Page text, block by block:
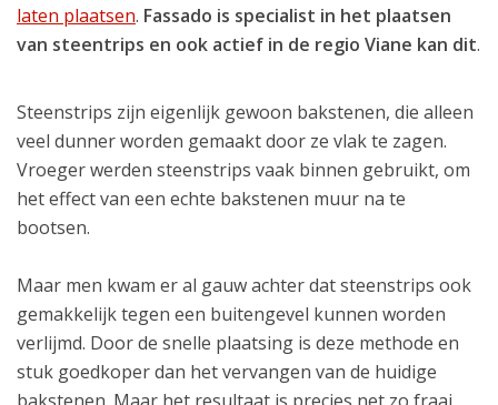
laten plaatsen. Fassado is specialist in het plaatsen
van steentrips en ook actief in de regio Viane kan dit.
Steenstrips zijn eigenlijk gewoon bakstenen, die alleen
veel dunner worden gemaakt door ze vlak te zagen.
Vroeger werden steenstrips vaak binnen gebruikt, om
het effect van een echte bakstenen muur na te
bootsen.
Maar men kwam er al gauw achter dat steenstrips ook
gemakkelijk tegen een buitengevel kunnen worden
verlijmd. Door de snelle plaatsing is deze methode en
stuk goedkoper dan het vervangen van de huidige